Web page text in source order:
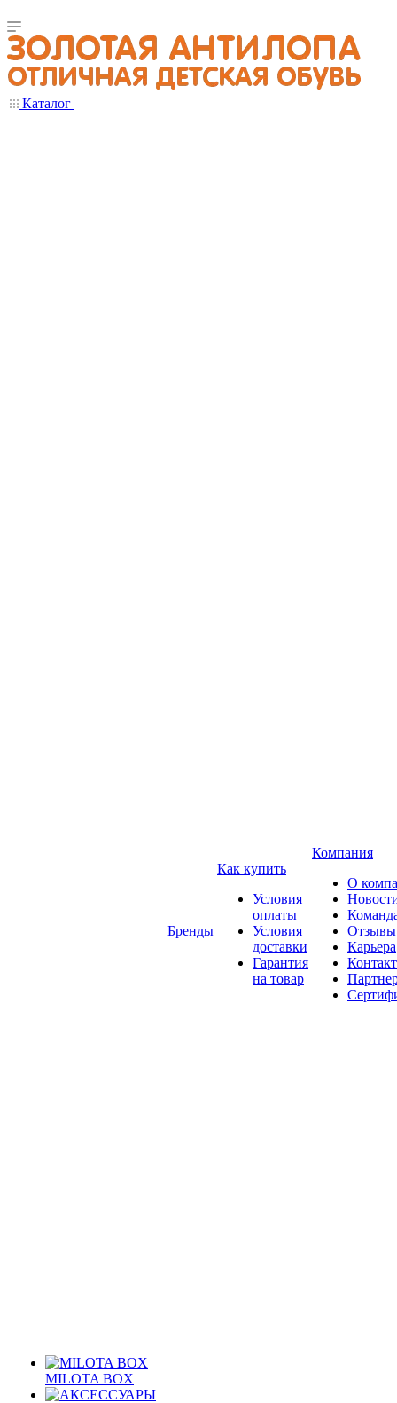
Каталог
MILOTA BOX
Бренды
Как купить
Условия
оплаты
Условия
доставки
Гарантия
на товар
Компания
О
Отзывы
Карьера